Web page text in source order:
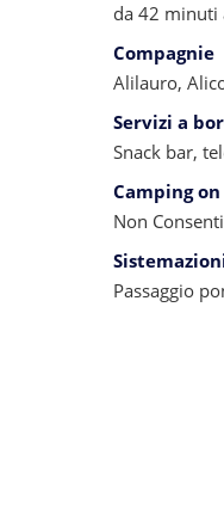
da 42 minuti
Compagnie
Alilauro,
Servizi a
Snack bar,
Camping
Non
Passaggio